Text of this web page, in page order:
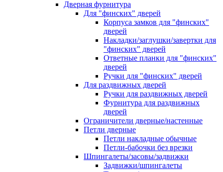
Дверная фурнитура
Для "финских" дверей
Корпуса замков для "финских"
дверей
Накладки/заглушки/завертки для
"финских" дверей
Ответные планки для "финских"
дверей
Ручки для "финских" дверей
Для раздвижных дверей
Ручки для раздвижных дверей
Фурнитура для раздвижных
дверей
Ограничители дверные/настенные
Петли дверные
Петли накладные обычные
Петли-бабочки без врезки
Шпингалеты/засовы/задвижки
Задвижки/шпингалеты